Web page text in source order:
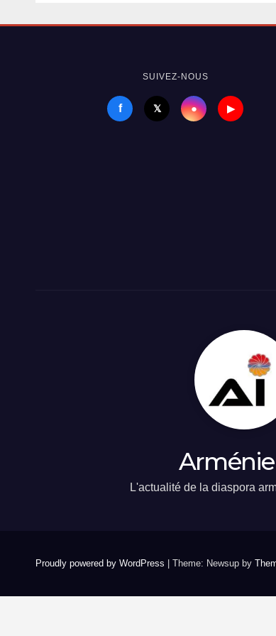
SUIVEZ-NOUS
f 𝕏 ● ▶
L'actualité de la diaspora
Proudly powered by WordPress Theme: Newsup by